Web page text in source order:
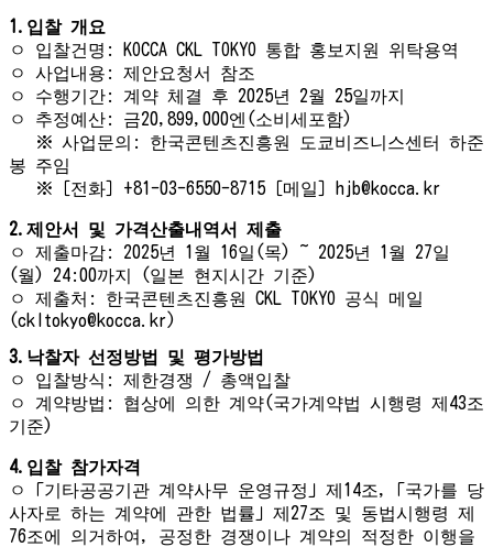
1.입찰 개요
ㅇ 입찰건명: KOCCA CKL TOKYO 통합 홍보지원 위탁용역
ㅇ 사업내용: 제안요청서 참조
ㅇ 수행기간: 계약 체결 후 2025년 2월 25일까지
ㅇ 추정예산: 금20,899,000엔(소비세포함)
※ 사업문의: 한국콘텐츠진흥원 도쿄비즈니스센터 하준
봉 주임
※［전화］+81-03-6550-8715［메일］hjb@kocca.kr
2.제안서 및 가격산출내역서 제출
ㅇ 제출마감: 2025년 1월 16일(목) ~ 2025년 1월 27일
(월) 24:00까지 (일본 현지시간 기준)
ㅇ 제출처: 한국콘텐츠진흥원 CKL TOKYO 공식 메일
(ckltokyo@kocca.kr)
3.낙찰자 선정방법 및 평가방법
ㅇ 입찰방식: 제한경쟁 / 총액입찰
ㅇ 계약방법: 협상에 의한 계약(국가계약법 시행령 제43조
기준)
4.입찰 참가자격
ㅇ「기타공공기관 계약사무 운영규정」제14조,「국가를 당
사자로 하는 계약에 관한 법률」제27조 및 동법시행령 제
76조에 의거하여, 공정한 경쟁이나 계약의 적정한 이행을